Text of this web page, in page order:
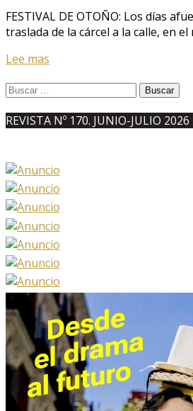
FESTIVAL DE OTOÑO: Los días
traslada de la cárcel a la calle, en el
Lee mas
Buscar:
REVISTA Nº 170. JUNIO-JULIO 2026